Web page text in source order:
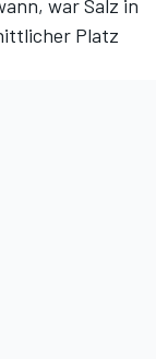
war Salz in
Platz